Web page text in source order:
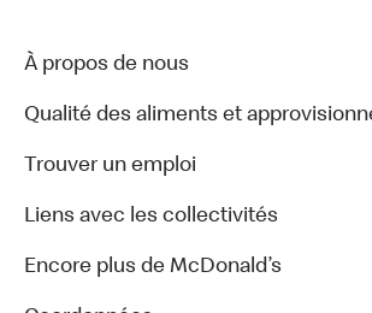
À propos de nous
Qualité des aliments et
Trouver un emploi
Liens avec les collectivités
Encore plus de McDonald’s